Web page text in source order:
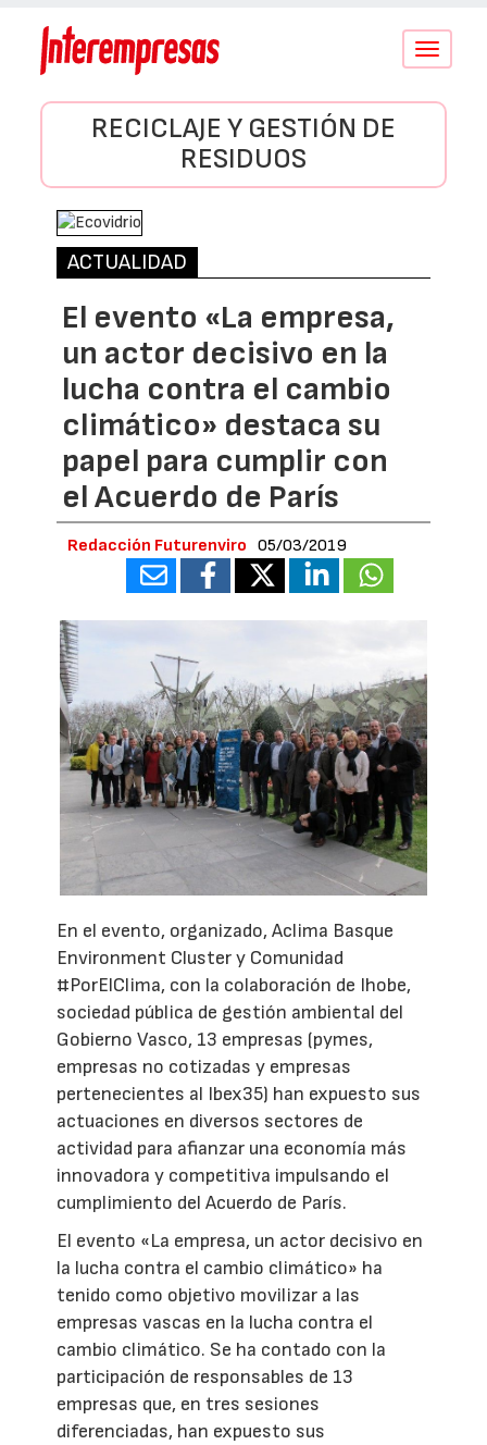
Conmutar
RECICLAJE Y GESTIÓN DE
RESIDUOS
ACTUALIDAD
El evento «La empresa,
un actor decisivo en la
lucha contra el cambio
climático» destaca su
papel para cumplir con
el Acuerdo de París
Redacción Futurenviro 05/03/2019
En el evento, organizado, Aclima Basque
Environment Cluster y Comunidad
#PorElClima, con la colaboración de Ihobe,
sociedad pública de gestión ambiental del
Gobierno Vasco, 13 empresas (pymes,
empresas no cotizadas y empresas
pertenecientes al Ibex35) han expuesto sus
actuaciones en diversos sectores de
actividad para afianzar una economía más
innovadora y competitiva impulsando el
cumplimiento del Acuerdo de París.
El evento «La empresa, un actor decisivo en
la lucha contra el cambio climático» ha
tenido como objetivo movilizar a las
empresas vascas en la lucha contra el
cambio climático. Se ha contado con la
participación de responsables de 13
empresas que, en tres sesiones
diferenciadas, han expuesto sus